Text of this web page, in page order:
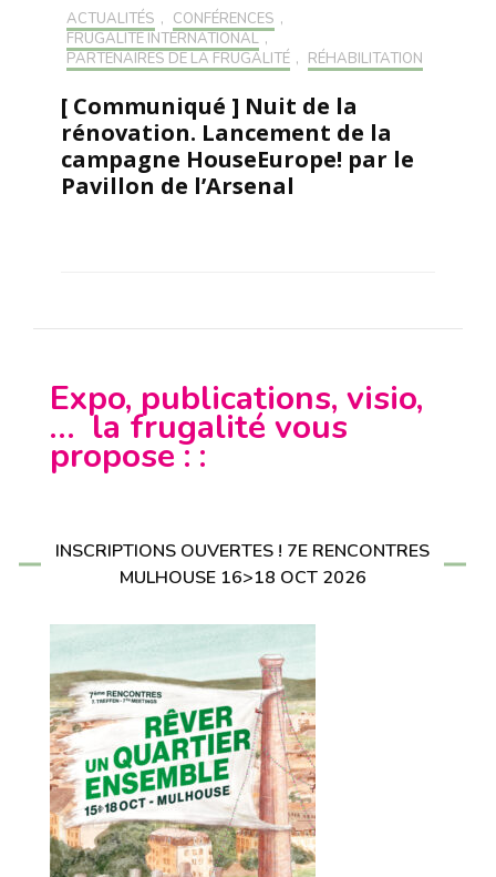
ACTUALITÉS , CONFÉRENCES ,
FRUGALITÉ INTERNATIONAL ,
PARTENAIRES DE LA FRUGALITÉ , RÉHABILITATION
[ Communiqué ] Nuit de la
rénovation. Lancement de la
campagne HouseEurope! par le
Pavillon de l’Arsenal
Expo, publications, visio,
… la frugalité vous
propose : :
INSCRIPTIONS OUVERTES ! 7E RENCONTRES
MULHOUSE 16>18 OCT 2026